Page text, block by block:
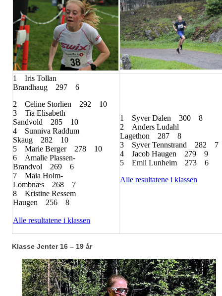
1
Iris Tollan
Brandhaug
297
6
2
Celine Storlien 292
10
3
Tia Elisabeth
Sandvold
285
10
4
Sunniva Raddum
Skaug
282
10
5
Marie Berger 278
10
6
Amalie Plassen-
Brandvol
269
6
7
Maia Holm-
Lombnæs
268
7
8
Kristine Ressem
Haugen
256 8
Alle resultatene i klassen
1 Syver Dalen 300
8
2
Anders Ludahl
Lagethon
287
8
3
Syver Tennstrand 282
7
4
Jacob Haugen 279
9
5
Emil Lunheim 273
6
Alle resultatene i klassen
Klasse Jenter 16 – 19 år